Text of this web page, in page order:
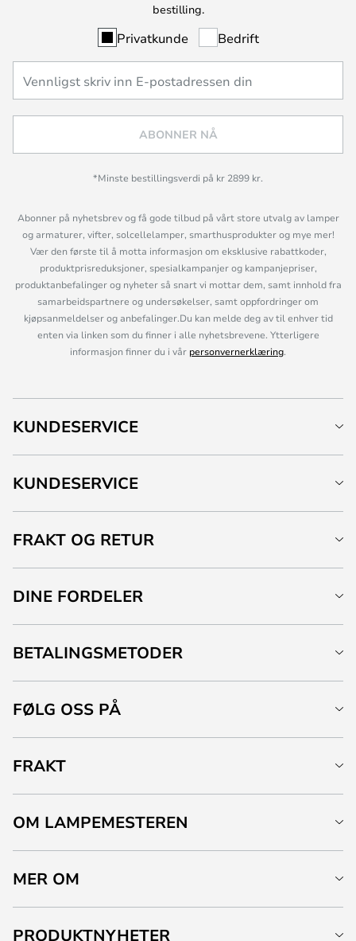
bestilling.
Privatkunde Bedrift
ABONNER NÅ
*Minste bestillingsverdi på kr 2899 kr.
Abonner på nyhetsbrev og få gode tilbud på vårt store utvalg av lamper
og armaturer, vifter, solcellelamper, smarthusprodukter og mye mer!
Vær den første til å motta informasjon om eksklusive rabattkoder,
produktprisreduksjoner, spesialkampanjer og kampanjepriser,
produktanbefalinger og nyheter så snart vi mottar dem, samt innhold fra
samarbeidspartnere og undersøkelser, samt oppfordringer om
kjøpsanmeldelser og anbefalinger.Du kan melde deg av til enhver tid
enten via linken som du finner i alle nyhetsbrevene. Ytterligere
informasjon finner du i vår personvernerklæring.
KUNDESERVICE
KUNDESERVICE
FRAKT OG RETUR
DINE FORDELER
BETALINGSMETODER
FØLG OSS PÅ
FRAKT
OM LAMPEMESTEREN
MER OM
PRODUKTNYHETER